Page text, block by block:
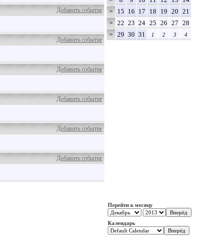
Добавить событие
Добавить событие
Добавить событие
Добавить событие
Добавить событие
Добавить событие
> 15 16 17 18 19 20 21
> 22 23 24 25 26 27 28
> 29 30 31 1 2 3 4
Перейти к месяцу
Календарь